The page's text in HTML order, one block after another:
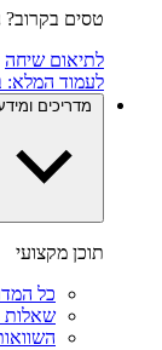
טסים בקרוב?
לתיאום שיחה
לעמוד המלא:
מדריכים
תוכן מקצועי
כל
שאלות